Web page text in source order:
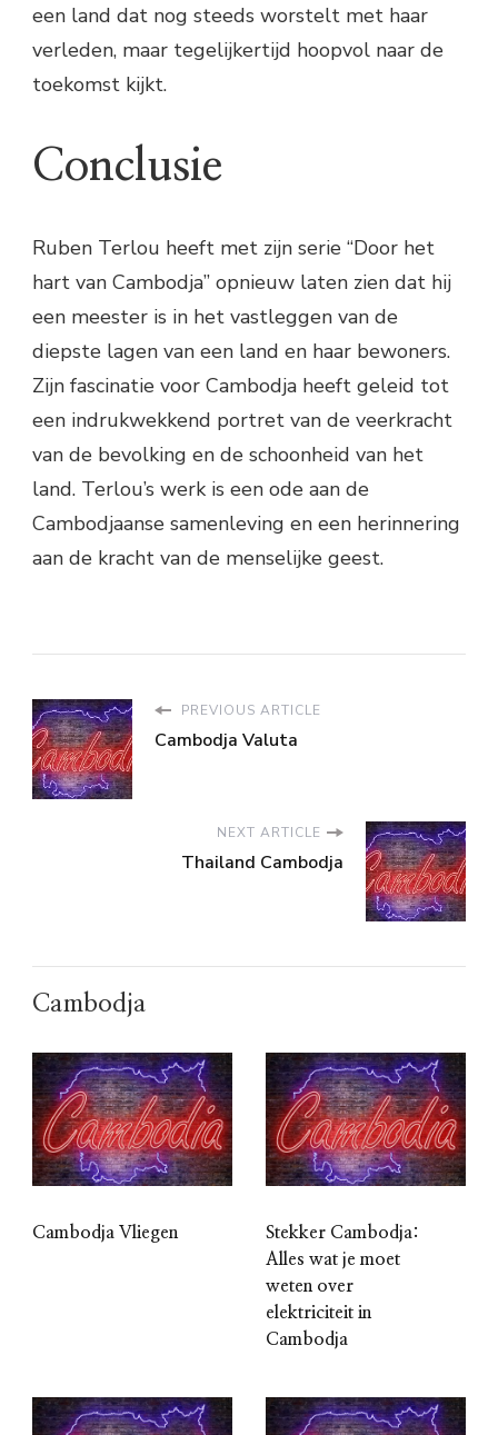
een land dat nog steeds worstelt met haar
verleden, maar tegelijkertijd hoopvol naar de
toekomst kijkt.
Conclusie
Ruben Terlou heeft met zijn serie “Door het
hart van Cambodja” opnieuw laten zien dat hij
een meester is in het vastleggen van de
diepste lagen van een land en haar bewoners.
Zijn fascinatie voor Cambodja heeft geleid tot
een indrukwekkend portret van de veerkracht
van de bevolking en de schoonheid van het
land. Terlou’s werk is een ode aan de
Cambodjaanse samenleving en een herinnering
aan de kracht van de menselijke geest.
PREVIOUS ARTICLE
Cambodja Valuta
NEXT ARTICLE
Thailand Cambodja
Cambodja
Cambodja Vliegen
Stekker Cambodja:
Alles wat je moet
weten over
elektriciteit in
Cambodja